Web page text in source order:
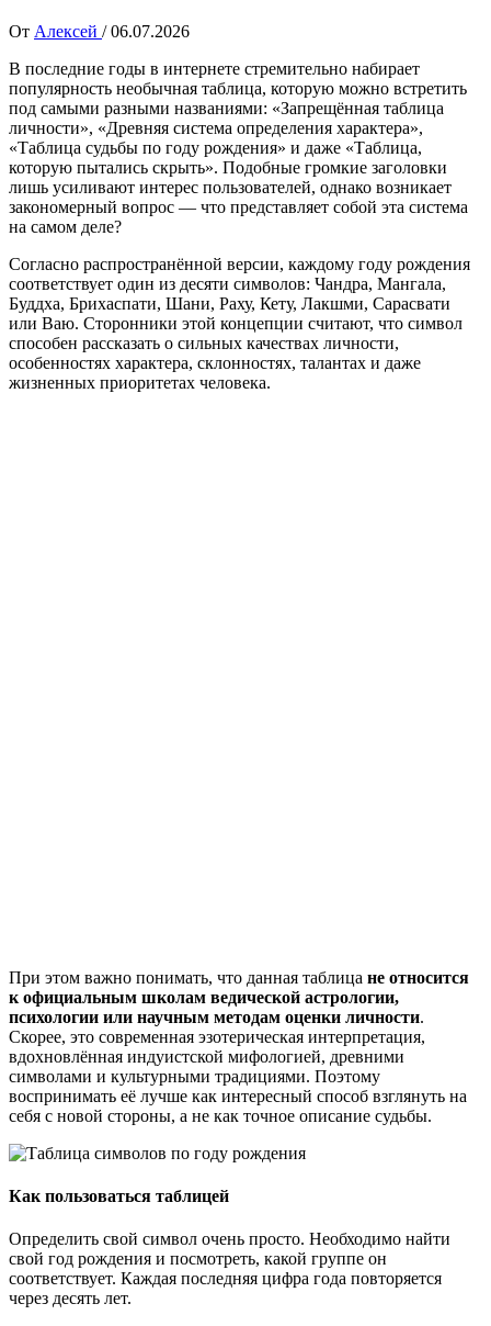
От Алексей / 06.07.2026
В последние годы в интернете стремительно набирает
популярность необычная таблица, которую можно встретить
под самыми разными названиями: «Запрещённая таблица
личности», «Древняя система определения характера»,
«Таблица судьбы по году рождения» и даже «Таблица,
которую пытались скрыть». Подобные громкие заголовки
лишь усиливают интерес пользователей, однако возникает
закономерный вопрос — что представляет собой эта система
на самом деле?
Согласно распространённой версии, каждому году рождения
соответствует один из десяти символов: Чандра, Мангала,
Буддха, Брихаспати, Шани, Раху, Кету, Лакшми, Сарасвати
или Ваю. Сторонники этой концепции считают, что символ
способен рассказать о сильных качествах личности,
особенностях характера, склонностях, талантах и даже
жизненных приоритетах человека.
При этом важно понимать, что данная таблица не относится
к официальным школам ведической астрологии,
психологии или научным методам оценки личности.
Скорее, это современная эзотерическая интерпретация,
вдохновлённая индуистской мифологией, древними
символами и культурными традициями. Поэтому
воспринимать её лучше как интересный способ взглянуть на
себя с новой стороны, а не как точное описание судьбы.
Как пользоваться таблицей
Определить свой символ очень просто. Необходимо найти
свой год рождения и посмотреть, какой группе он
соответствует. Каждая последняя цифра года повторяется
через десять лет.